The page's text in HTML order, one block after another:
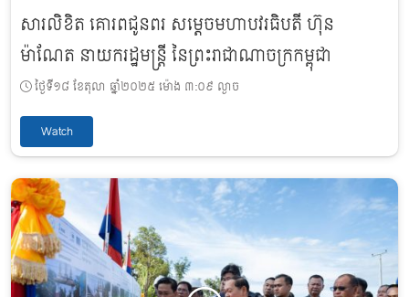
សារលិខិត គោរពជូនពរ សម្តេចមហាបវរធិបតី ហ៊ុន
ម៉ាណែត នាយករដ្ឋមន្ត្រី នៃព្រះរាជាណាចក្រកម្ពុជា
ថ្ងៃទី១៨ ខែតុលា ឆ្នាំ២០២៥ ម៉ោង ៣:០៩ ល្ងាច
Watch